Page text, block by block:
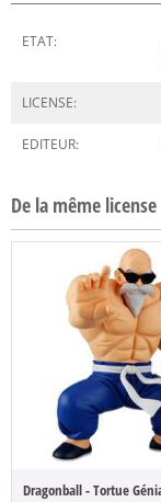
ETAT:
LICENSE:
EDITEUR:
De la même license